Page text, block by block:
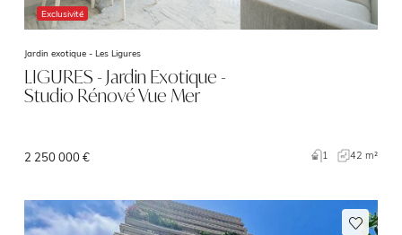
Exclusivité
Jardin exotique - Les Ligures
LIGURES - Jardin Exotique -
Studio Rénové Vue Mer
2 250 000 € 1 42 m²